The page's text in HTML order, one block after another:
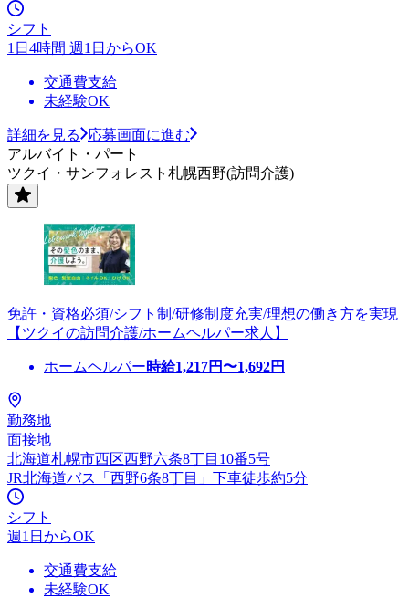
シフト
1日4時間 週1日からOK
交通費支給
未経験OK
詳細を見る
応募画面に進む
アルバイト・パート
ツクイ・サンフォレスト札幌西野(訪問介護)
免許・資格必須/シフト制/研修制度充実/理想の働き方を実現
【ツクイの訪問介護/ホームヘルパー求人】
ホームヘルパー時給1,217円〜1,692円
勤務地
面接地
北海道札幌市西区西野六条8丁目10番5号
JR北海道バス「西野6条8丁目」下車徒歩約5分
シフト
週1日からOK
交通費支給
未経験OK